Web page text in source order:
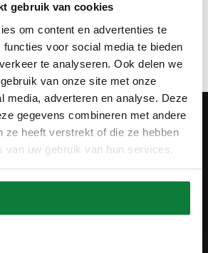
gebruik van cookies
om content en advertenties te
functies voor social media te bieden
te analyseren. Ook delen we
van onze site met onze
media, adverteren en analyse. Deze
gegevens combineren met andere
ze heeft verstrekt of die ze hebben
van uw gebruik van hun services.
/ wensen doorgeven
Op verlanglijstje